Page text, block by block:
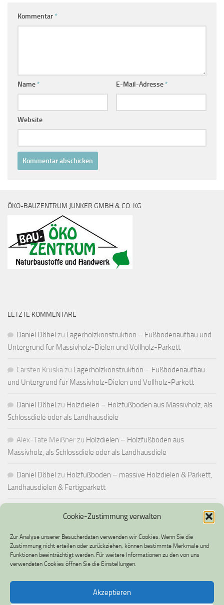
Cookie-Zustimmung verwalten
Zur Analyse unserer Besucherdaten verwenden wir Cookies. Wenn Sie die
Zustimmung nicht erteilen oder zurückziehen, können bestimmte Merkmale und
Funktionen beeinträchtigt werden. Für weitere Informationen zu den von uns
verwendeten Cookies öffnen Sie die Einstellungen.
Akzeptieren
Kommentar *
Name * E-Mail-Adresse *
Website
ÖKO-BAUZENTRUM JUNKER GMBH & CO. KG
LETZTE KOMMENTARE
Daniel Döbel zu Lagerholzkonstruktion – Fußbodenaufbau und
Untergrund für Massivholz-Dielen und Vollholz-Parkett
Carsten Kruskazu Lagerholzkonstruktion – Fußbodenaufbau
und Untergrund für Massivholz-Dielen und Vollholz-Parkett
Daniel Döbel zu Holzdielen – Holzfußboden aus Massivholz, als
Schlossdiele oder als Landhausdiele
Alex-Tate Meißnerzu Holzdielen – Holzfußboden aus
Massivholz, als Schlossdiele oder als Landhausdiele
Daniel Döbel zu Holzfußboden – massive Holzdielen & Parkett,
Landhausdielen & Fertigparkett
Impressum
Datenschutz